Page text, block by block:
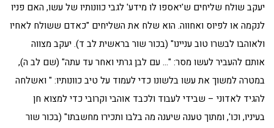
יעקב שולח שליחים ש'יאספו לו מידע' לגבי כוונותיו של עשו, האם פניו
לנקמה או לפיוס ואחווה. הוא שלח את השליחים "כאדם ששולח לאחיו
ולאוהבו לבשרו טוב עניינו" (בכור שור בראשית לב ד). יעקב מצווה
אותם להעביר לעשו מסר: "… עם לבן גרתי ואחר עד עתה" (שם לב ה),
במטרה למשוך את עשו בלשונו כדי לעמוד על טיב כוונותיו: " ואשלחה
להגיד לאדוני – שבידי לעבוד ולכבד אוהבי וקרובי כדי למצוא חן
בעיניו, וכו', ומתוך טענה שיענה מה בלבו ותכירו מחשבתו" (בכור שור